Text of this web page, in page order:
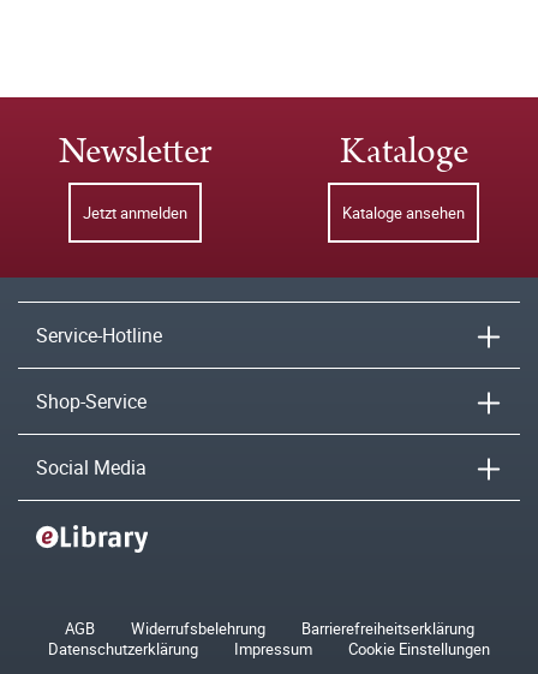
Newsletter
Jetzt anmelden
Kataloge
Kataloge ansehen
Service-Hotline
Shop-Service
Social Media
AGB Widerrufsbelehrung
Barrierefreiheitserklärung
Datenschutzerklärung
Impressum Cookie Einstellungen